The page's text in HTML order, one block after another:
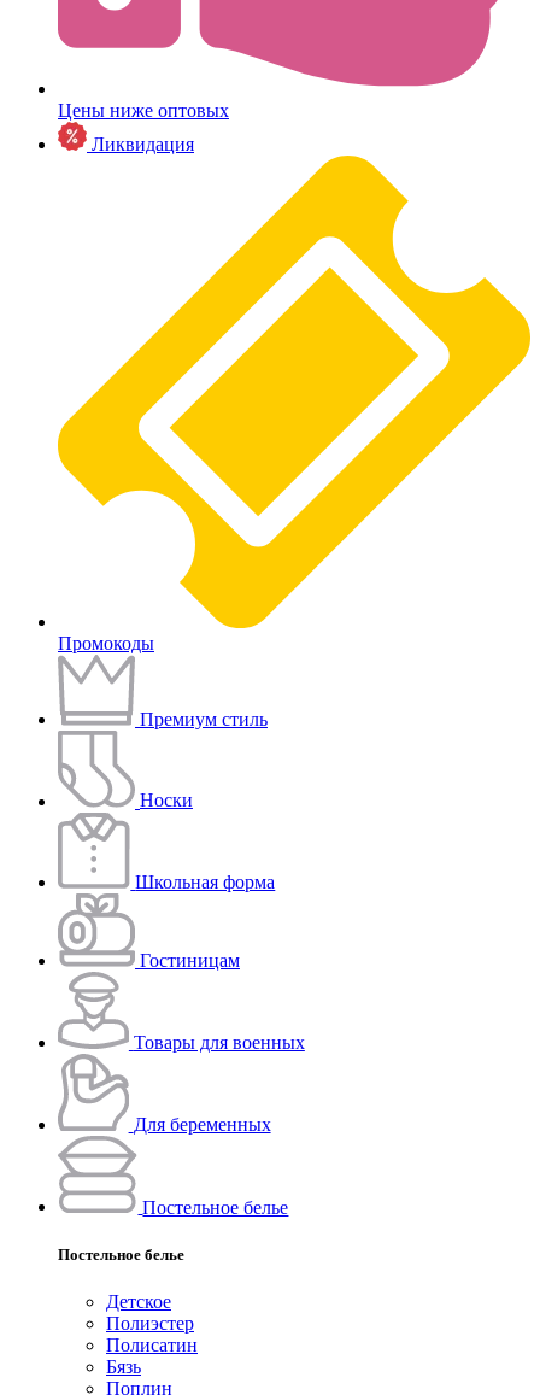
Цены ниже оптовых
Ликвидация
Промокоды
Премиум стиль
Носки
Школьная форма
Гостиницам
Товары для военных
Для беременных
Постельное белье
Постельное белье
Детское
Полиэстeр
Полисатин
Бязь
Поплин